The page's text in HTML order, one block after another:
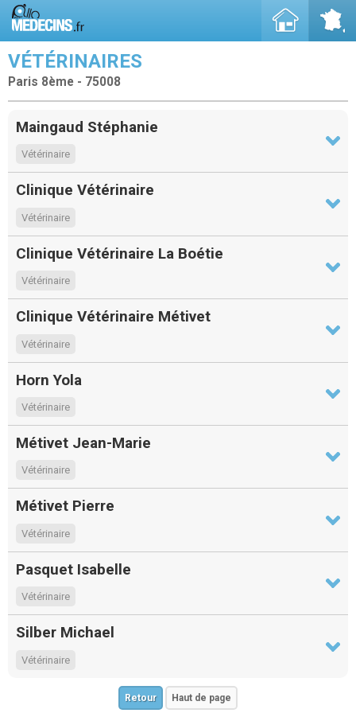
VÉTÉRINAIRES
Paris 8ème - 75008
Maingaud Stéphanie
Vétérinaire
Clinique Vétérinaire
Vétérinaire
Clinique Vétérinaire La Boétie
Vétérinaire
Clinique Vétérinaire Métivet
Vétérinaire
Horn Yola
Vétérinaire
Métivet Jean-Marie
Vétérinaire
Métivet Pierre
Vétérinaire
Pasquet Isabelle
Vétérinaire
Silber Michael
Vétérinaire
Retour Haut de page